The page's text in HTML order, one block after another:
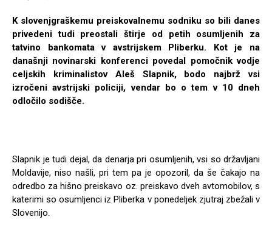
K slovenjgraškemu preiskovalnemu sodniku so bili danes
privedeni tudi preostali štirje od petih osumljenih za
tatvino bankomata v avstrijskem Pliberku. Kot je na
današnji novinarski konferenci povedal pomočnik vodje
celjskih kriminalistov Aleš Slapnik, bodo najbrž vsi
izročeni avstrijski policiji, vendar bo o tem v 10 dneh
odločilo sodišče.
Slapnik je tudi dejal, da denarja pri osumljenih, vsi so državljani
Moldavije, niso našli, pri tem pa je opozoril, da še čakajo na
odredbo za hišno preiskavo oz. preiskavo dveh avtomobilov, s
katerimi so osumljenci iz Pliberka v ponedeljek zjutraj zbežali v
Slovenijo.